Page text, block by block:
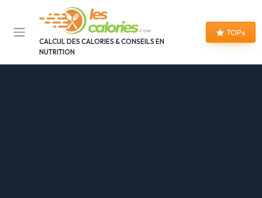
CALCUL DES CALORIES & CONSEILS EN
NUTRITION
TOPs
Panneau de gestion des cookies